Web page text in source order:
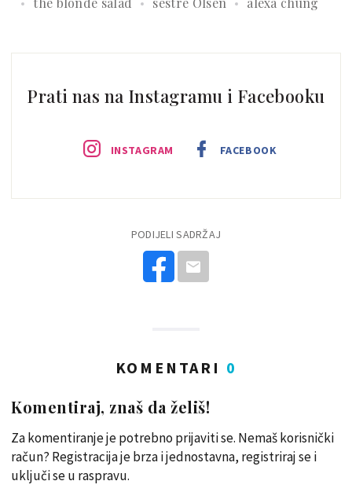
Prati nas na Instagramu i Facebooku
INSTAGRAM FACEBOOK
PODIJELI SADRŽAJ
KOMENTARI 0
Komentiraj, znaš da želiš!
Za komentiranje je potrebno prijaviti se. Nemaš korisnički
račun? Registracija je brza i jednostavna, registriraj se i
uključi se u raspravu.